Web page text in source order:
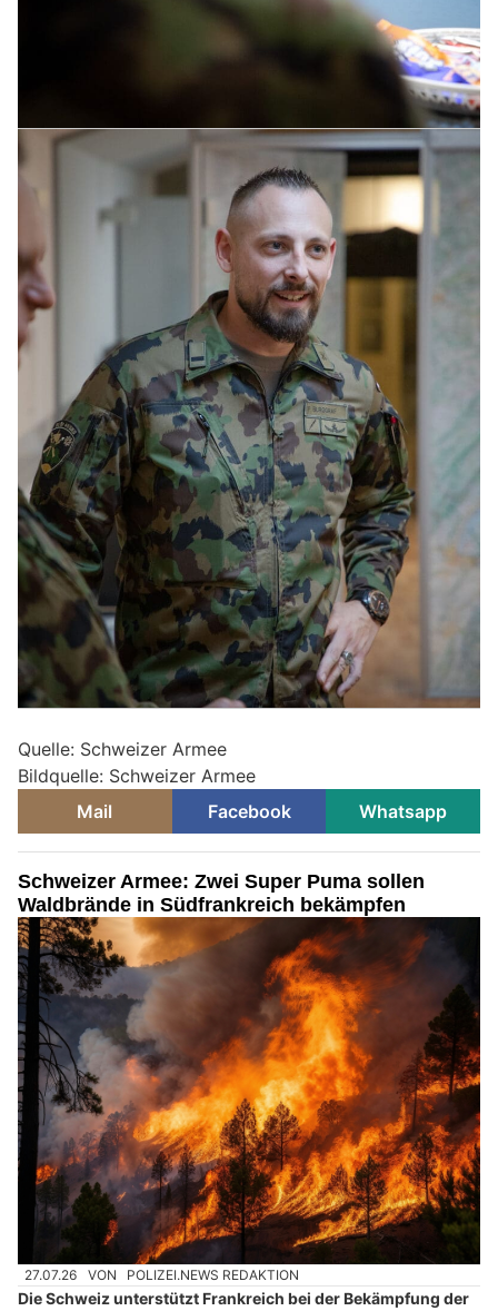
Quelle: Schweizer Armee
Bildquelle: Schweizer Armee
Mail
Facebook Whatsapp
Schweizer Armee: Zwei Super Puma sollen
Waldbrände in Südfrankreich bekämpfen
27.07.26 VON POLIZEI.NEWS REDAKTION
Die Schweiz unterstützt Frankreich bei der Bekämpfung der